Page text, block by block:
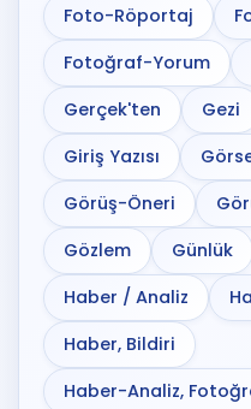
Foto-Röportaj
Fotoğraf-Yorum
Gerçek'ten
Gezi
Giriş Yazısı
Görüş-Öneri
Gözlem
Günlük
Haber / Analiz
Haber, Bildiri
Haber-Analiz,